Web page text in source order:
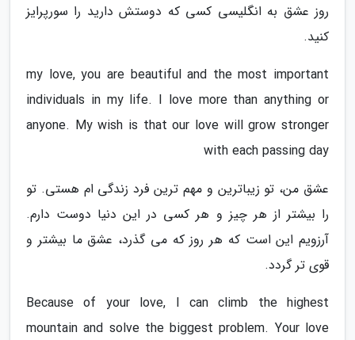
روز عشق به انگلیسی کسی که دوستش دارید را سورپرایز
کنید.
my love, you are beautiful and the most important
individuals in my life. I love more than anything or
anyone. My wish is that our love will grow stronger
with each passing day
عشق من، تو زیباترین و مهم ترین فرد زندگی ام هستی. تو
را بیشتر از هر چیز و هر کسی در این دنیا دوست دارم.
آرزویم این است که هر روز که می گذرد، عشق ما بیشتر و
قوی تر گردد.
Because of your love, I can climb the highest
mountain and solve the biggest problem. Your love